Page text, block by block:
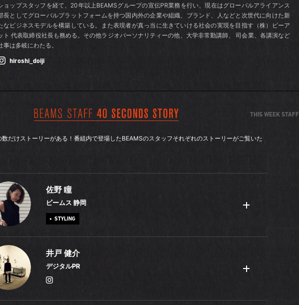
ョップスタッフを経て、20年以上BEAMSグループの宣伝PR業務を行い、現在はグローバルアライアンス
長としてグローバルプラットフォームを持つ国内外の企業や組織、ブランド、人などと次世代に向けた新
なビジネスモデルを構築している。また表現者が真っ当に生きていける社会の実現を目指す（株）ビーア
ト 代表取締役社長も務める。その他ラジオパーソナリティーの他、大学非常勤講師、 司会業、各講演など
事は多岐にわたる。
hiroshi_doiji
THIS WEEK STAFF
だけストーリーがある！番組内で登場したBEAMSのスタッフそれぞれのストーリーがご覧いた
佐野 瞳
ビームス 静岡
STYLING
系の専門学校に通っていた18歳の時、もっと勉強がしたくて「ビームス 静岡」で
バイトを始めました。BEAMSの世界観に触れて刺激を受けるとともに、スタッフ
んな家族のように温くて感動しました。今も仕事が終わるとご飯を食べに行った
井戸 健介
デジタルPR